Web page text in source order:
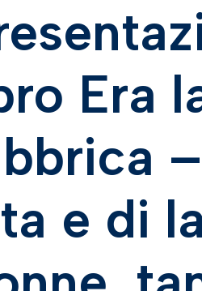
Era
e di